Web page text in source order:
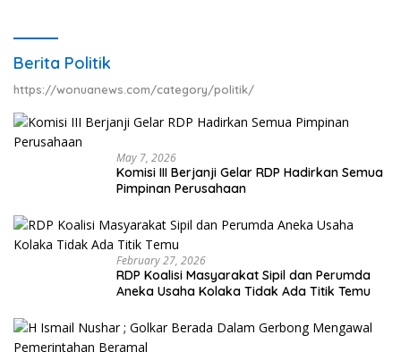
Berita Politik
https://wonuanews.com/category/politik/
May 7, 2026
Komisi III Berjanji Gelar RDP Hadirkan Semua
Pimpinan Perusahaan
February 27, 2026
RDP Koalisi Masyarakat Sipil dan Perumda
Aneka Usaha Kolaka Tidak Ada Titik Temu